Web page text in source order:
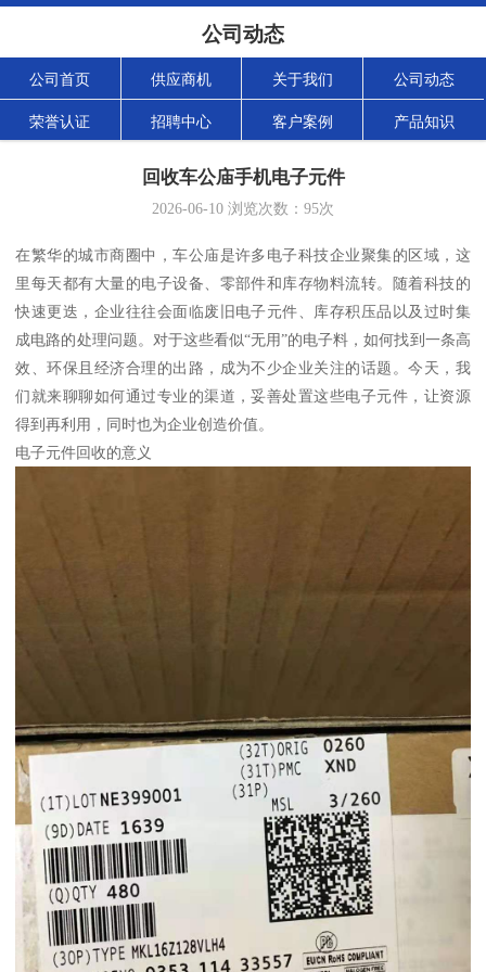
公司动态
公司首页 供应商机 关于我们 公司动态
荣誉认证 招聘中心 客户案例 产品知识
回收车公庙手机电子元件
2026-06-10 浏览次数： 95次
在繁华的城市商圈中，车公庙是许多电子科技企业聚集的区域，这
里每天都有大量的电子设备、零部件和库存物料流转。随着科技的
快速更迭，企业往往会面临废旧电子元件、库存积压品以及过时集
成电路的处理问题。对于这些看似“无用”的电子料，如何找到一条高
效、环保且经济合理的出路，成为不少企业关注的话题。今天，我
们就来聊聊如何通过专业的渠道，妥善处置这些电子元件，让资源
得到再利用，同时也为企业创造价值。
电子元件回收的意义